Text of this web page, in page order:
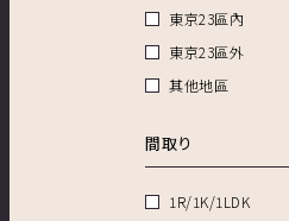
東京23區內
東京23區外
其他地區
間取り
1R/1K/1LDK